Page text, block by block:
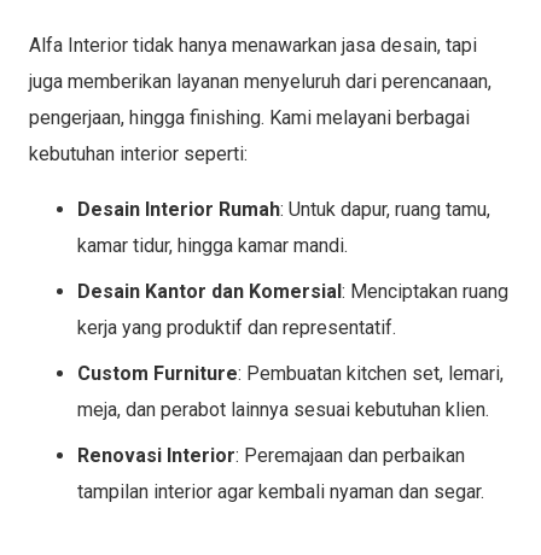
Alfa Interior tidak hanya menawarkan jasa desain, tapi
juga memberikan layanan menyeluruh dari perencanaan,
pengerjaan, hingga finishing. Kami melayani berbagai
kebutuhan interior seperti:
Desain Interior Rumah: Untuk dapur, ruang tamu,
kamar tidur, hingga kamar mandi.
Desain Kantor dan Komersial: Menciptakan ruang
kerja yang produktif dan representatif.
Custom Furniture: Pembuatan kitchen set, lemari,
meja, dan perabot lainnya sesuai kebutuhan klien.
Renovasi Interior: Peremajaan dan perbaikan
tampilan interior agar kembali nyaman dan segar.